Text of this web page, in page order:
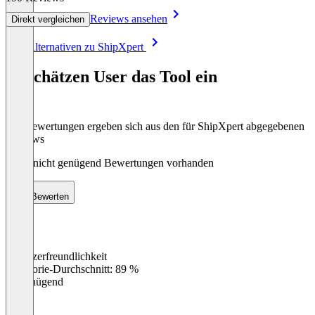
Direkt vergleichen Reviews ansehen
Alle Alternativen zu ShipXpert
So schätzen User das Tool ein
Die Bewertungen ergeben sich aus den für ShipXpert abgegebenen
Reviews
Noch nicht genügend Bewertungen vorhanden
Bewerten
Benutzerfreundlichkeit
Kategorie-Durchschnitt: 89 %
Ungenügend